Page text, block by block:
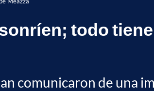
todo
comunicaron de una